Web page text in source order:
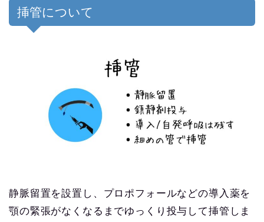
挿管について
静脈留置を設置し、プロポフォールなどの導入薬を
顎の緊張がなくなるまでゆっくり投与して挿管しま